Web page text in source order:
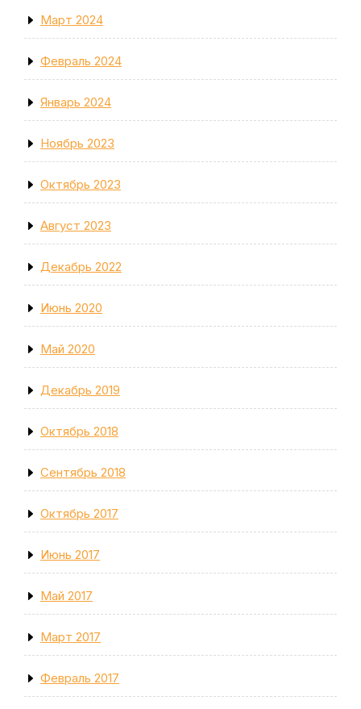
Март 2024
Февраль 2024
Январь 2024
Ноябрь 2023
Октябрь 2023
Август 2023
Декабрь 2022
Июнь 2020
Май 2020
Декабрь 2019
Октябрь 2018
Сентябрь 2018
Октябрь 2017
Июнь 2017
Май 2017
Март 2017
Февраль 2017